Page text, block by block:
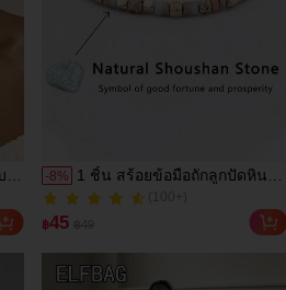
บผู้
-8%
1 ชิ้น สร้อยข้อมือถักลูกปัดหิน
ธรรมชาติ - สัญลักษณ์ของความ
กล้าหาญและความมั่นใจ สร้อย
ข้อมือถักทำด้วยมือนี้เหมาะ
เป็นของขวัญที่สมบูรณ์แบบ
สำหรับครอบครัวและเพื่อน
(100+)
100+ ขายแล้ว
100+ ขายแล้ว
฿45